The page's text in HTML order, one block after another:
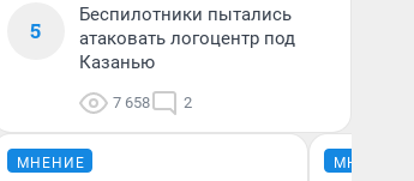
5
Беспилотники пытались
атаковать логоцентр под
Казанью
7 658 2
МНЕНИЕ МНЕНИЕ